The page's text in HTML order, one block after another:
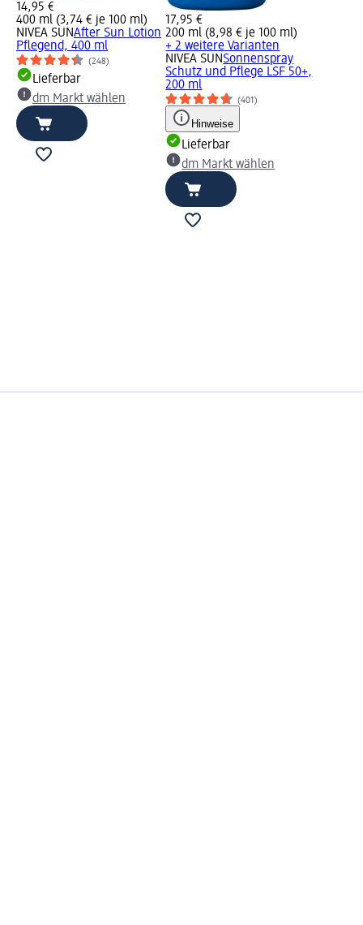
14,95 €
400 ml (3,74 € je 100 ml)
NIVEA SUNAfter Sun Lotion
Pflegend, 400 ml
(248)
Lieferbar
dm Markt wählen
17,95 €
200 ml (8,98 € je 100 ml)
+ 2 weitere Varianten
NIVEA SUNSonnenspray
Schutz und Pflege LSF 50+,
200 ml
(401)
Hinweise
Lieferbar
dm Markt wählen